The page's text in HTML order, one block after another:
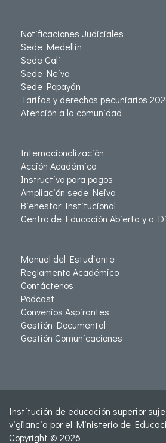
Notificaciones Judiciales
Sede Medellín
Sede Cali
Sede Neiva
Sede Popayán
Tarifas y derechos pecuniarios
Atención a la comunidad
Internacionalización
Acción Académica
Instructivo para pagos
Ampliación sede Neiva
Bienestar Institucional
Centro de Educación Abierta y a
Manual del Estudiante
Reglamento Académico
Contáctenos
Podcast
Convenios Aspirantes
Gestión Documental
Gestión Comunicaciones
Institución de educación superior
vigilancia por el Ministerio de
Copyright © 2026